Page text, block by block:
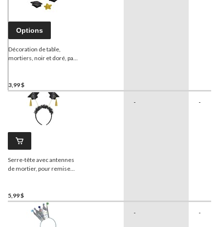
Options
Décoration de table,
mortiers, noir et doré, paq.
3,99 $
Serre-tête avec antennes
de mortier, pour remise
5,99 $
- -
- -